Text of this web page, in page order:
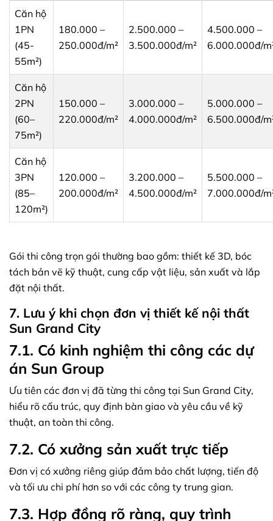
Căn hộ
1PN
(45-
55m²)
180.000 –
250.000đ/m²
2.500.000 –
3.500.000đ/m²
4.500.000 –
6.000.000đ/
Căn hộ
2PN
(60–
75m²)
150.000 –
220.000đ/m²
3.000.000 –
4.000.000đ/m²
5.000.000 –
6.500.000đ/
Căn hộ
3PN
(85–
120m²)
120.000 –
200.000đ/m²
3.200.000 –
4.500.000đ/m²
5.500.000 –
7.000.000đ/
Gói thi công trọn gói thường bao gồm: thiết kế 3D, bóc
tách bản vẽ kỹ thuật, cung cấp vật liệu, sản xuất và lắp
đặt nội thất.
7. Lưu ý khi chọn đơn vị thiết kế nội thất
Sun Grand City
7.1. Có kinh nghiệm thi công các dự
án Sun Group
Ưu tiên các đơn vị đã từng thi công tại Sun Grand City,
hiểu rõ cấu trúc, quy định bàn giao và yêu cầu về kỹ
thuật, an toàn thi công.
7.2. Có xưởng sản xuất trực tiếp
Đơn vị có xưởng riêng giúp đảm bảo chất lượng, tiến độ
và tối ưu chi phí hơn so với các công ty trung gian.
7.3. Hợp đồng rõ ràng, quy trình